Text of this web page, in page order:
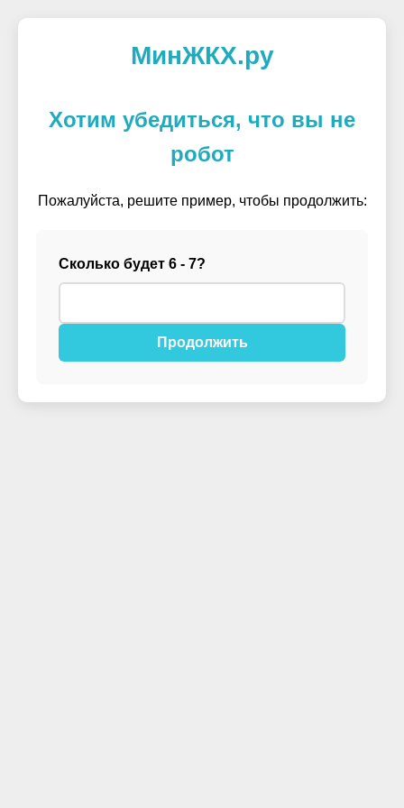
МинЖКХ.ру
Хотим убедиться, что вы не
робот
Пожалуйста, решите пример, чтобы продолжить:
Сколько будет 6 - 7?
Продолжить